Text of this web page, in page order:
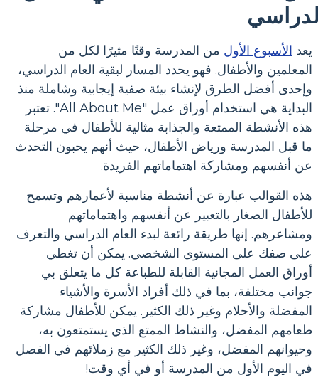
يعد الأسبوع الأول من المدرسة وقتًا مثيرًا لكل من
المعلمين والأطفال. فهو يحدد المسار لبقية العام الدراسي،
وإحدى أفضل الطرق لإنشاء بيئة صفية إيجابية وشاملة منذ
البداية هي استخدام أوراق عمل "All About Me". تعتبر
هذه الأنشطة الممتعة والجذابة مثالية للأطفال في مرحلة
ما قبل المدرسة ورياض الأطفال، حيث أنهم يحبون التحدث
عن أنفسهم ومشاركة اهتماماتهم الفريدة.
هذه القوالب عبارة عن أنشطة مناسبة لأعمارهم وتسمح
للأطفال الصغار بالتعبير عن أنفسهم واهتماماتهم
ومشاعرهم. إنها طريقة رائعة لبدء العام الدراسي والتعرف
على صفك على المستوى الشخصي. يمكن أن تغطي
أوراق العمل المجانية القابلة للطباعة كل ما يتعلق بي
جوانب مختلفة، بما في ذلك أفراد الأسرة والأشياء
المفضلة والأحلام وغير ذلك الكثير. يمكن للأطفال مشاركة
طعامهم المفضل، والنشاط الممتع الذي يستمتعون به،
وحيوانهم المفضل، وغير ذلك الكثير مع زملائهم في الفصل
في اليوم الأول من المدرسة أو في أي وقت!